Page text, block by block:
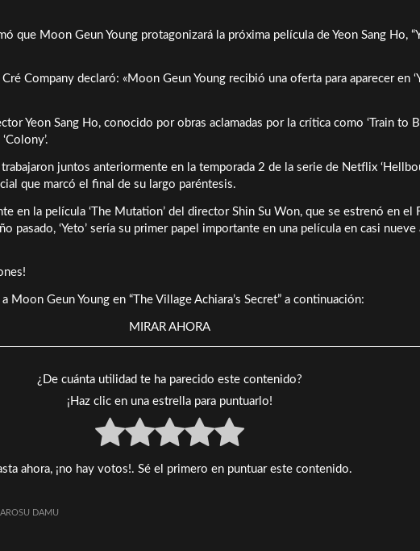
que Moon Geun Young protagonizará la próxima película de Yeon Sang Ho,
Company declaró: «Moon Geun Young recibió una oferta para aparecer en
Yeon Sang Ho, conocido por obras aclamadas por la crítica como ‘Train to
juntos anteriormente en la temporada 2 de la serie de Netflix
que marcó el final de su largo paréntesis.
en la película ‘The Mutation’ del director Shin Su Won, que se estrenó en el
pasado, ‘Yeto’ sería su primer papel importante en una película en casi nueve
Moon Geun Young en “The Village Achiara’s Secret” a continuación:
MIRAR AHORA
¿De cuánta utilidad te ha parecido este contenido?
¡Haz clic en una estrella para puntuarlo!
ahora, ¡no hay votos!. Sé el primero en puntuar este contenido.
DAMU